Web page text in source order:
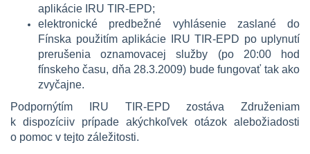
aplikácie IRU TIR-EPD;
elektronické predbežné vyhlásenie zaslané do
Fínska použitím aplikácie IRU TIR-EPD po uplynutí
prerušenia oznamovacej služby (po 20:00 hod
fínskeho času, dňa 28.3.2009) bude fungovať tak ako
zvyčajne.
Podpornýtím IRU TIR-EPD zostáva Združeniam
k dispozíciiv prípade akýchkoľvek otázok alebožiadosti
o pomoc v tejto záležitosti.